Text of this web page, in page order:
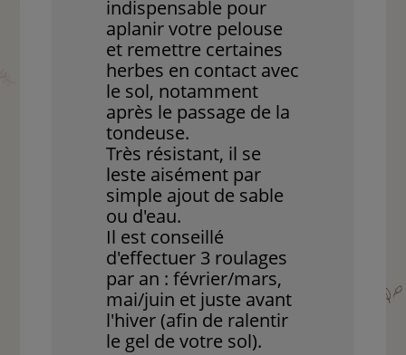
indispensable pour
aplanir votre pelouse
et remettre certaines
herbes en contact avec
le sol, notamment
après le passage de la
tondeuse.
Très résistant, il se
leste aisément par
simple ajout de sable
ou d'eau.
Il est conseillé
d'effectuer 3 roulages
par an : février/mars,
mai/juin et juste avant
l'hiver (afin de ralentir
le gel de votre sol).